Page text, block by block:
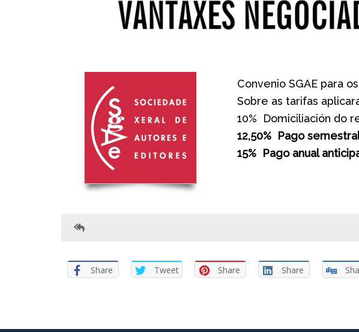
Convenio SGAE para
Sobre as tarifas
10% Domiciliación do
12,50% Pago
15% Pago anual
Share Tweet Share Share